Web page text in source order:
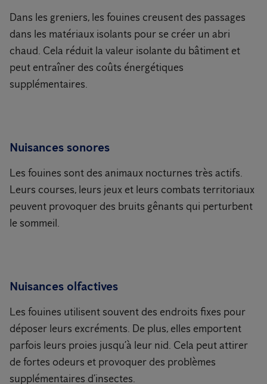
Dans les greniers, les fouines creusent des passages
dans les matériaux isolants pour se créer un abri
chaud. Cela réduit la valeur isolante du bâtiment et
peut entraîner des coûts énergétiques
supplémentaires.
Nuisances sonores
Les fouines sont des animaux nocturnes très actifs.
Leurs courses, leurs jeux et leurs combats territoriaux
peuvent provoquer des bruits gênants qui perturbent
le sommeil.
Nuisances olfactives
Les fouines utilisent souvent des endroits fixes pour
déposer leurs excréments. De plus, elles emportent
parfois leurs proies jusqu’à leur nid. Cela peut attirer
de fortes odeurs et provoquer des problèmes
supplémentaires d’insectes.